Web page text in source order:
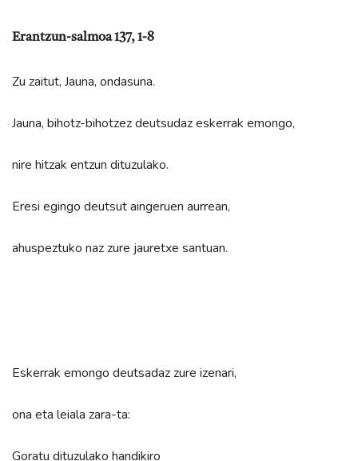
Erantzun-salmoa 137, 1-8
Zu zaitut, Jauna, ondasuna.
Jauna, bihotz-bihotzez deutsudaz eskerrak emongo,
nire hitzak entzun dituzulako.
Eresi egingo deutsut aingeruen aurrean,
ahuspeztuko naz zure jauretxe santuan.
Eskerrak emongo deutsadaz zure izenari,
ona eta leiala zara-ta:
Goratu dituzulako handikiro